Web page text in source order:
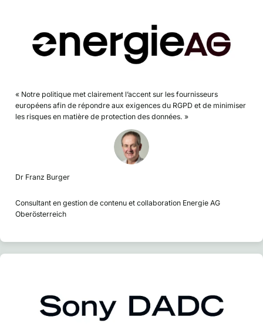
« Notre politique met clairement l’accent sur les fournisseurs
européens afin de répondre aux exigences du RGPD et de minimiser
les risques en matière de protection des données. »
Dr Franz Burger
Consultant en gestion de contenu et collaboration Energie AG
Oberösterreich